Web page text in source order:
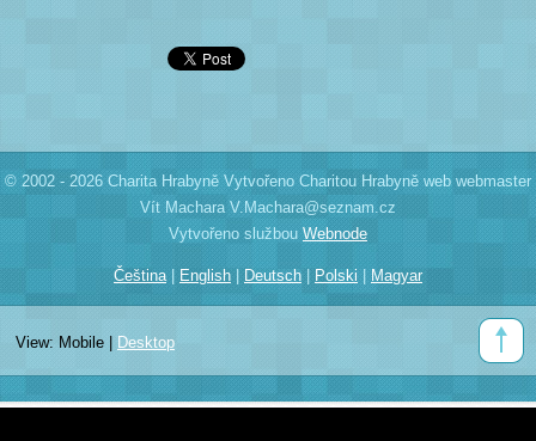
© 2002 - 2026 Charita Hrabyně Vytvořeno Charitou Hrabyně web webmaster
Vít Machara V.Machara@seznam.cz
Vytvořeno službou Webnode
Čeština| English Deutsch| Polski | Magyar
View: Mobile| Desktop